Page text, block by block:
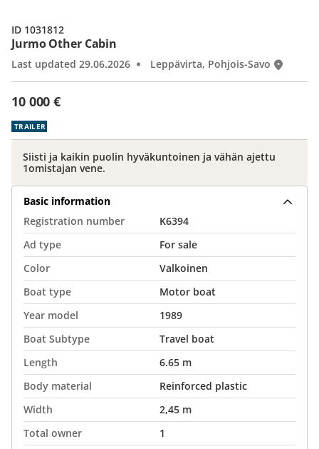
Jurmo Other Cabin
10 000 €
Last updated 29.06.2026 Leppävirta, Pohjois-Savo
ID 1031812
TRAILER
Siisti ja kaikin puolin hyväkuntoinen ja vähän ajettu
1omistajan vene.
Basic information
Registration number
K6394
Ad type
For sale
Color
Valkoinen
Boat type
Motor boat
Year model
1989
Boat Subtype
Travel boat
Length
6.65 m
Body material
Reinforced plastic
Width
2,45 m
Total owner
1